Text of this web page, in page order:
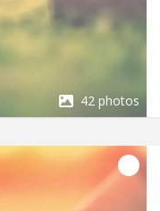
42 photos